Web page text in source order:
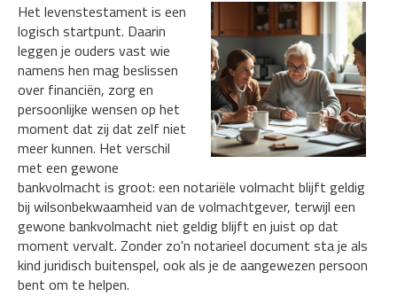
Het levenstestament is een
logisch startpunt. Daarin
leggen je ouders vast wie
namens hen mag beslissen
over financiën, zorg en
persoonlijke wensen op het
moment dat zij dat zelf niet
meer kunnen. Het verschil
met een gewone
bankvolmacht is groot: een notariële volmacht blijft geldig
bij wilsonbekwaamheid van de volmachtgever, terwijl een
gewone bankvolmacht niet geldig blijft en juist op dat
moment vervalt. Zonder zo'n notarieel document sta je als
kind juridisch buitenspel, ook als je de aangewezen persoon
bent om te helpen.